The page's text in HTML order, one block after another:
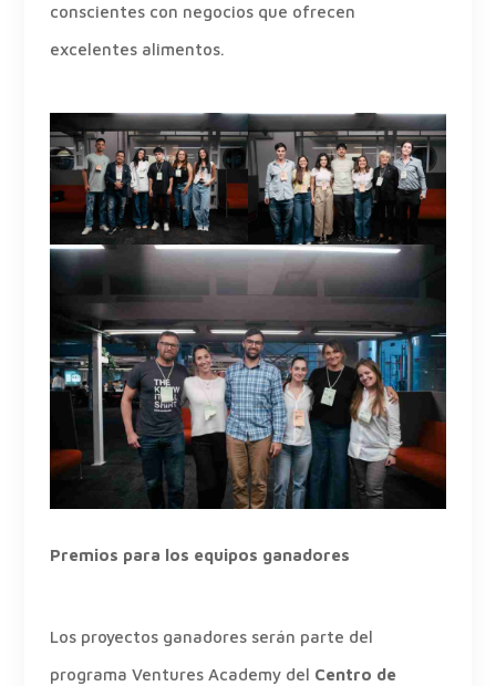
conscientes con negocios que ofrecen
excelentes alimentos.
Premios para los equipos ganadores
Los proyectos ganadores serán parte del
programa Ventures Academy del Centro de